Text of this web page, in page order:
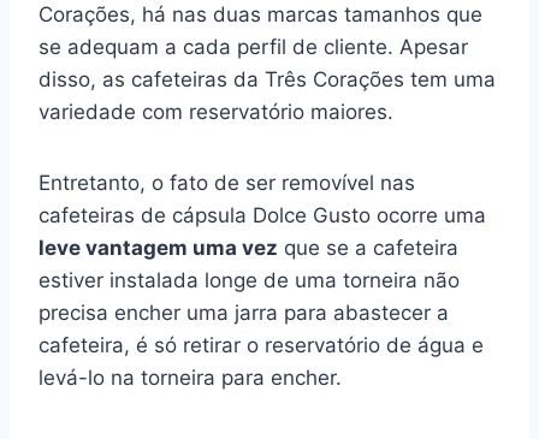
Corações, há nas duas marcas tamanhos que
se adequam a cada perfil de cliente. Apesar
disso, as cafeteiras da Três Corações tem uma
variedade com reservatório maiores.
Entretanto, o fato de ser removível nas
cafeteiras de cápsula Dolce Gusto ocorre uma
leve vantagem uma vez que se a cafeteira
estiver instalada longe de uma torneira não
precisa encher uma jarra para abastecer a
cafeteira, é só retirar o reservatório de água e
levá-lo na torneira para encher.